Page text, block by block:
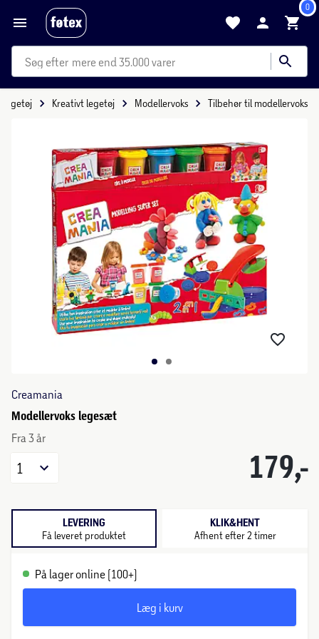
0
mere end 35.000 varer
Legetøj Kreativt legetøj Modellervoks Tilbehør til modellervoks
Creamania
Modellervoks legesæt
Fra 3 år
179,-
1
LEVERING
Få leveret produktet
KLIK&HENT
Afhent efter 2 timer
På lager online (100+)
Læg i kurv